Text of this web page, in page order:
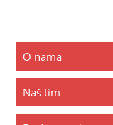
O nama
Naš tim